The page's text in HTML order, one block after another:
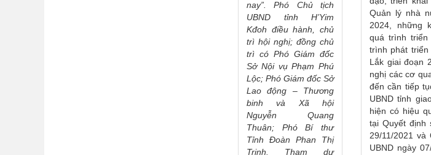
nay”. Phó Chủ tịch
UBND tỉnh H’Yim
Kđoh điều hành, chủ
trì hội nghị; đồng chủ
trì có Phó Giám đốc
Sở Nội vụ Phạm Phú
Lộc; Phó Giám đốc Sở
Lao động – Thương
binh và Xã hội
Nguyễn Quang
Thuân; Phó Bí thư
Tỉnh Đoàn Phan Thị
Trinh
Tham dự
Quản lý nhà
2024, những
quá trình
trình phát
Lắk giai đoạn
nghị các cơ
đến cần tiếp
UBND tỉnh
hiện có hiệu
tại Quyết định
29/11/2021 và
UBND ngày